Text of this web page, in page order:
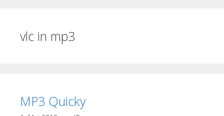
vlc in mp3
MP3 Quicky